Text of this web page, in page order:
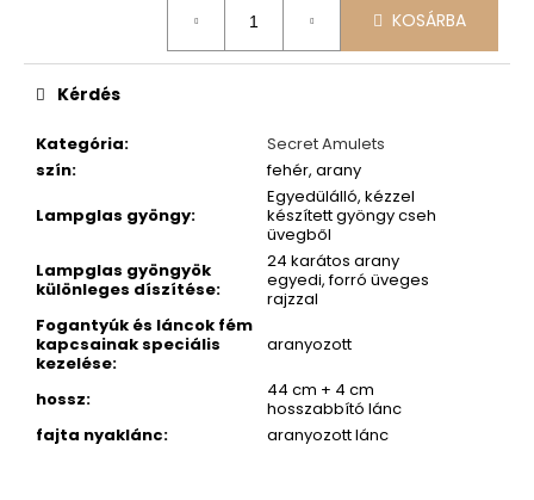
KOSÁRBA
Kategória:
Secret Amulets
szín:
fehér, arany
Lampglas gyöngy:
Egyedülálló, kézzel
készített gyöngy cseh
üvegből
Lampglas gyöngyök
különleges díszítése:
24 karátos arany
egyedi, forró üveges
rajzzal
Fogantyúk és láncok fém
kapcsainak speciális
kezelése:
aranyozott
hossz:
44 cm + 4 cm
hosszabbító lánc
fajta nyaklánc: aranyozott lánc
Kérdés